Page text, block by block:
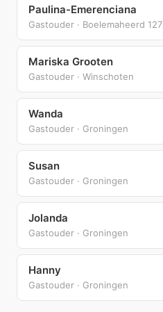
Paulina-Emerenciana
Gastouder · Boelemaheerd 127
Mariska Grooten
Gastouder · Winschoten
Wanda
Gastouder · Groningen
Susan
Gastouder · Groningen
Jolanda
Gastouder · Groningen
Hanny
Gastouder · Groningen